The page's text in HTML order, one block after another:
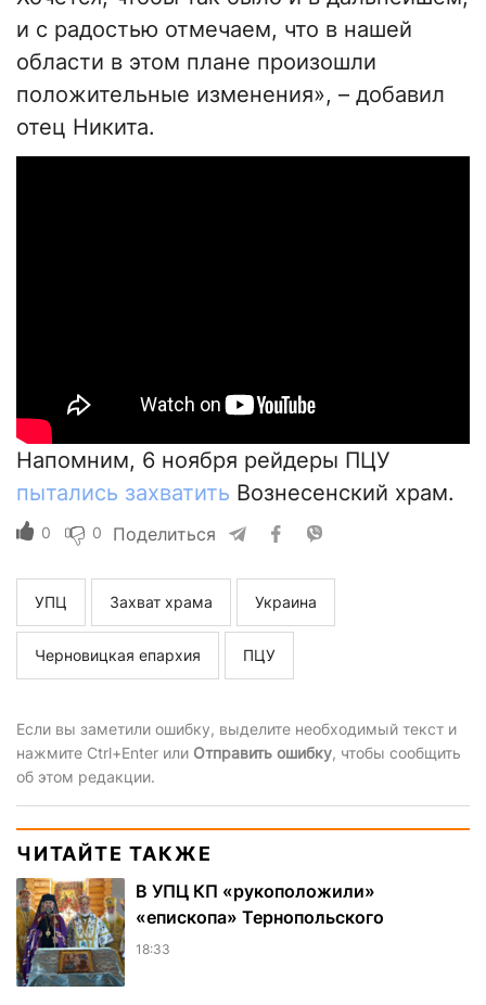
и с радостью отмечаем, что в нашей
области в этом плане произошли
положительные изменения», – добавил
отец Никита.
Напомним, 6 ноября рейдеры ПЦУ
пытались захватить Вознесенский храм.
0 0 Поделиться
УПЦ Захват храма Украина
Черновицкая епархия ПЦУ
Если вы заметили ошибку, выделите необходимый текст и
нажмите Ctrl+Enter или Отправить ошибку, чтобы сообщить
об этом редакции.
ЧИТАЙТЕ ТАКЖЕ
В УПЦ КП «рукоположили»
«епископа» Тернопольского
18:33